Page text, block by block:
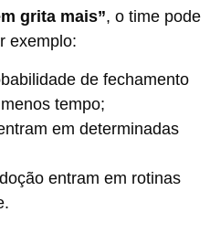
grita mais”, o time pode
exemplo:
de fechamento
tempo;
em determinadas
entram em rotinas